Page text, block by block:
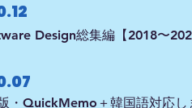
Design総集編【2018〜
・QuickMemo＋韓国語対応